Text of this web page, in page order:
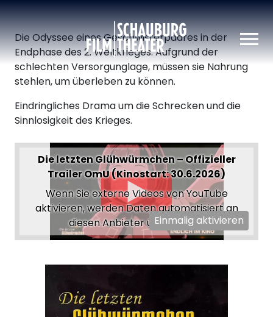
Schauburg
Die Odyssee eines Geschwisterpaares in der
Endphase des 2. Weltkrieges: Aufgrund der
schlechten Versorgunglage, müssen sie Nahrung
stehlen, um überleben zu können.
Eindringliches Drama um die Schrecken und die
Sinnlosigkeit des Krieges.
Die letzten Glühwürmchen – Offizieller
Trailer OmU (Kinostart: 30.6.2026)
Wenn Sie externe Videos von YouTube
aktivieren, werden Daten automatisiert an
diesen Anbieter übertragen.
Einmalig aktivieren